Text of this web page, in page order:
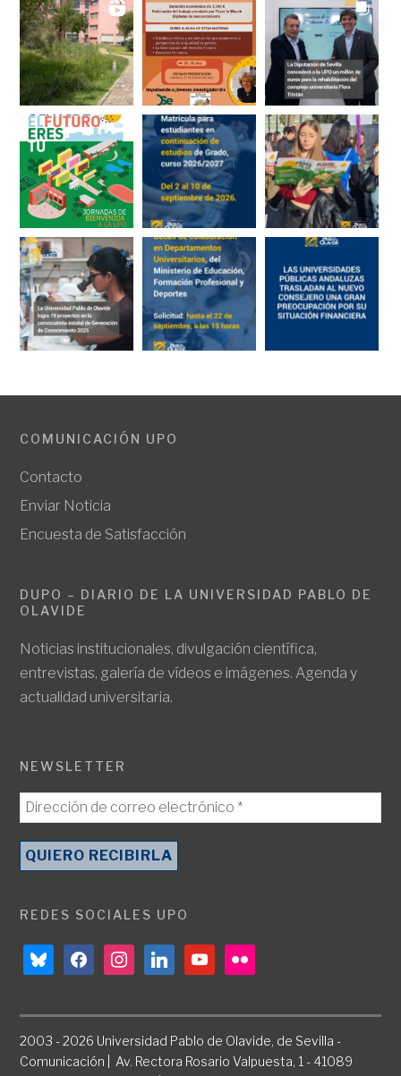
COMUNICACIÓN UPO
Contacto
Enviar Noticia
Encuesta de Satisfacción
DUPO – DIARIO DE LA UNIVERSIDAD PABLO DE
OLAVIDE
Noticias institucionales, divulgación científica,
entrevistas, galería de vídeos e imágenes. Agenda y
actualidad universitaria.
NEWSLETTER
REDES SOCIALES UPO
blueskyfacebookinstagramlinkedinyoutubeflickr
2003 - 2026 Universidad Pablo de Olavide, de Sevilla -
Comunicación | Av. Rectora Rosario Valpuesta, 1 - 41089